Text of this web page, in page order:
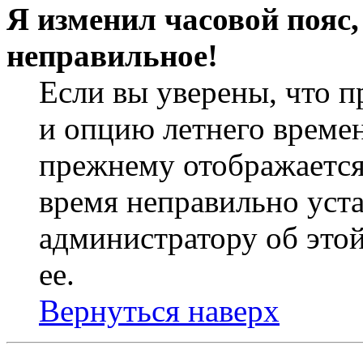
Я изменил часовой
неправильное!
Если вы уверены, что
и опцию летнего
прежнему
время неправильно
администратору об
ее.
Вернуться наверх